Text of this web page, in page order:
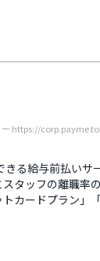
ー https://
る給与前払いサ
タッフの離職率
カードプラン」
ン」であれば
給与計算システ
始後まで、マン